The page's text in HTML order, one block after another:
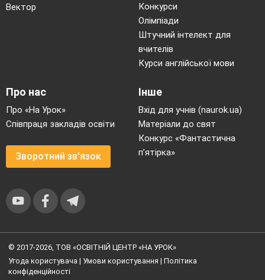
Вектор
Конкурси
Олімпіади
Штучний інтелект для
вчителів
Курси англійської мови
Про нас
Про «На Урок»
Співпраця закладів освіти
Зворотний зв'язок
Інше
Вхід для учнів (naurok.ua)
Матеріали до свят
Конкурс «Фантастична
п’ятірка»
© 2017-2026, ТОВ «ОСВІТНІЙ ЦЕНТР «НА УРОК»
Угода користувача | Умови користування | Політика
конфіденційності